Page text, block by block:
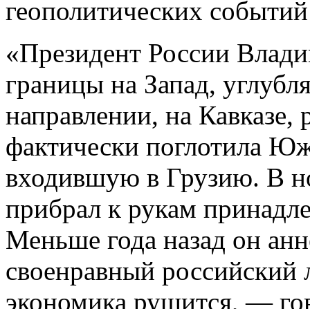
геополитических
«Президент России
границы на Запад,
направлении, на Кавказе,
фактически поглотила
входившую в Грузию. В
прибрал к рукам
Меньше года назад он
своенравный российский
экономика рушится, —